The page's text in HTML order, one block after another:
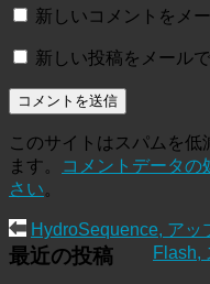
新しいコメントをメ
新しい投稿をメール
このサイトはスパムを
ます。
コメントデータの
さい。
HydroSequence, アッ
Flash,
最近の投稿